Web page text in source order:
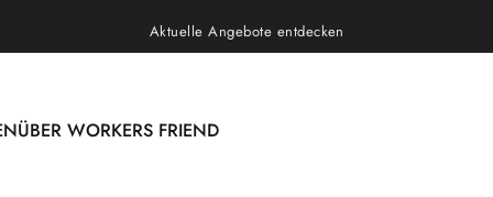
Aktuelle Angebote entdecken
ÜBER WORKERS FRIEND